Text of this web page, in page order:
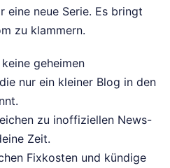
eine neue Serie. Es bringt
zu klammern.
geheimen
nur ein kleiner Blog in den
zu inoffiziellen News-
Zeit.
Fixkosten und kündige